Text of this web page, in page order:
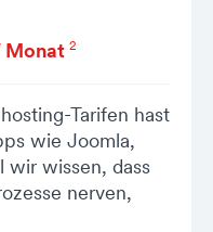
Monat 2
Tarifen hast
wie Joomla,
wir wissen, dass
nerven,